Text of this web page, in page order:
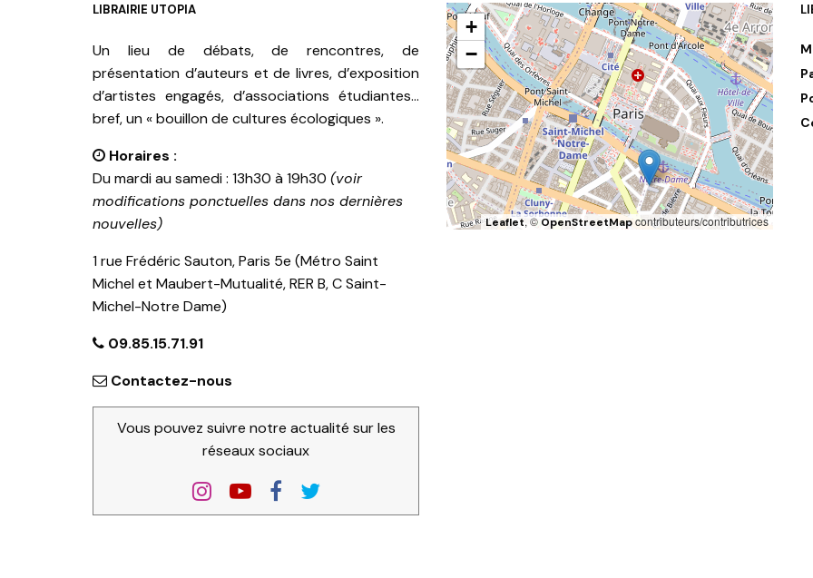
LIBRAIRIE UTOPIA
Un lieu de débats, de rencontres, de
présentation d’auteurs et de livres, d’exposition
d’artistes engagés, d’associations étudiantes…
bref, un « bouillon de cultures écologiques ».
Horaires :
Du mardi au samedi : 13h30 à 19h30 (voir
modifications ponctuelles dans nos dernières
nouvelles)
1 rue Frédéric Sauton, Paris 5e (Métro Saint
Michel et Maubert-Mutualité, RER B, C Saint-
Michel-Notre Dame)
09.85.15.71.91
Contactez-nous
Vous pouvez suivre notre actualité sur les
réseaux sociaux
+
−
Leaflet, ©OpenStreetMapcontributeurs/contributrices